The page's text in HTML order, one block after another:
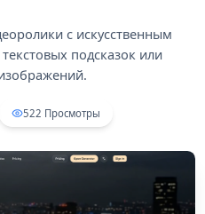
с искусственным
подсказок или
522 Просмотры